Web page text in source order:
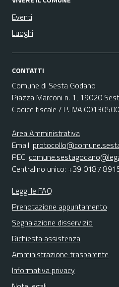
Eventi
Luoghi
CONTATTI
Comune di Sesta Godano
Piazza Marconi n. 1, 19020
Codice fiscale / P.
Area Amministrativa
Email:
PEC:
Centralino unico: +39 0187
Leggi le FAQ
Prenotazione appuntamento
Segnalazione disservizio
Richiesta assistenza
Amministrazione trasparente
Informativa privacy